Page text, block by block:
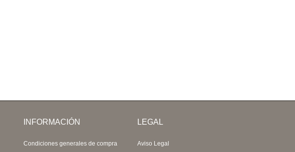
INFORMACIÓN
Condiciones generales de compra
LEGAL
Aviso Legal